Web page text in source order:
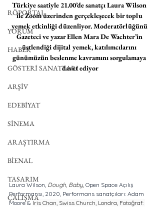
RÖPORTAJ
YORUM
HABER
GÖSTERİ SANATLARI
ARŞİV
EDEBİYAT
SİNEMA
ARAŞTIRMA
BİENAL
TASARIM
ÇALIŞMA
Türkiye saatiyle 21.00’de sanatçı Laura Wilson
ile Zoom üzerinden gerçekleşecek bir toplu
yemek etkinliği düzenliyor. Moderatörlüğünü
Gazeteci ve yazar Ellen Mara De Wachter’in
üstlendiği dijital yemek, katılımcılarını
günümüzün beslenme kavramını sorgulamaya
davet ediyor
Laura Wilson, Dough, Baby, Open Space Açılış
Performansı, 2020, Performans sanatçıları: Adam
Moore & Iris Chan, Swiss Church, Londra, Fotoğraf: